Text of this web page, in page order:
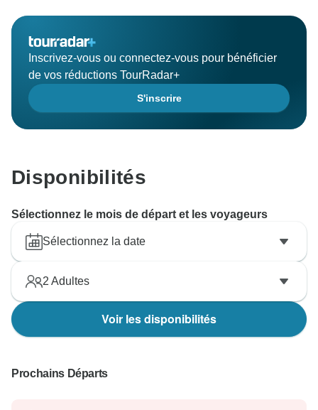
que vous nous rendrez visite à nouveau et que nous
pourrons nous rencontrer personnellement.
Toutes mes félicitations à vous deux,
Inscrivez-vous ou connectez-vous pour bénéficier
de vos réductions TourRadar+
S'inscrire
Disponibilités
Sélectionnez le mois de départ et les voyageurs
Sélectionnez la date
2 Adultes
Voir les disponibilités
Prochains Départs